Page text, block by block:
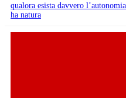
qualora esista davvero
ha natura